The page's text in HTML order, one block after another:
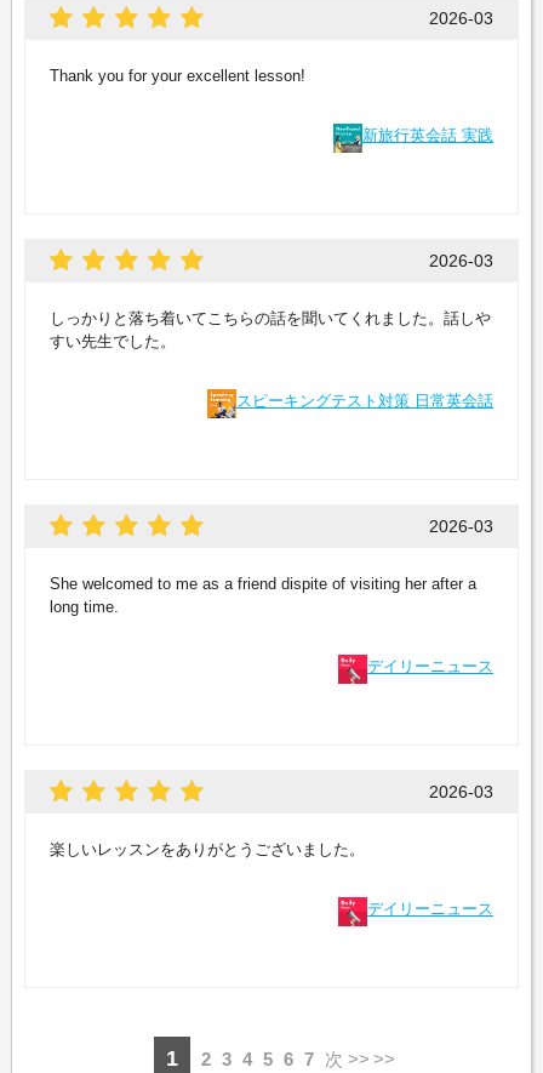
2026-03
Thank you for your excellent lesson!
新旅行英会話 実践
2026-03
しっかりと落ち着いてこちらの話を聞いてくれました。話しや
すい先生でした。
スピーキングテスト対策 日常英会話
2026-03
She welcomed to me as a friend dispite of visiting her after a
long time.
デイリーニュース
2026-03
楽しいレッスンをありがとうございました。
デイリーニュース
1 2 3 4 5 6 7 次 >>